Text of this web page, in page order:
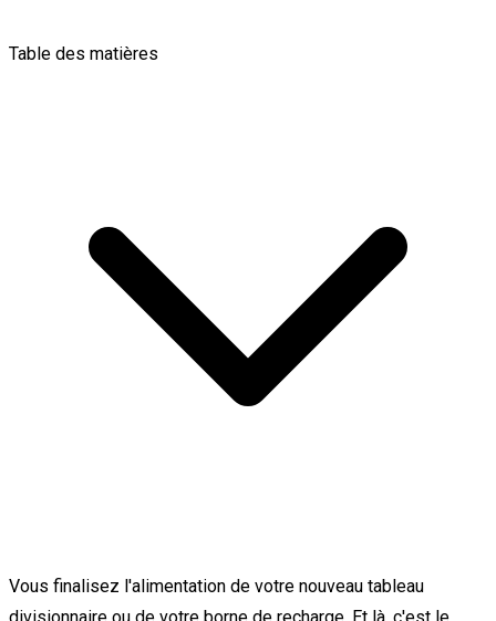
Table des matières
Vous finalisez l'alimentation de votre nouveau tableau